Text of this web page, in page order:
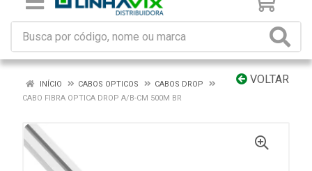
VOLTAR
INÍCIO CABOS OPTICOS
CABOS DROP
CABO FIBRA OPTICA DROP A/B-CM 500M BR